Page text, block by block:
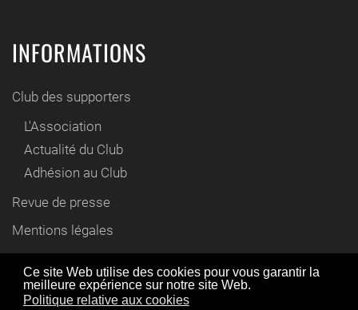
Ce site Web utilise des cookies pour vous garantir la
meilleure expérience sur notre site Web.
Politique relative aux cookies
INFORMATIONS
Club des supporters
L'Association
Actualité du Club
Adhésion au Club
Revue de presse
Mentions légales
Contact
En utilisant ce site Web, vous acceptez l'utilisation de